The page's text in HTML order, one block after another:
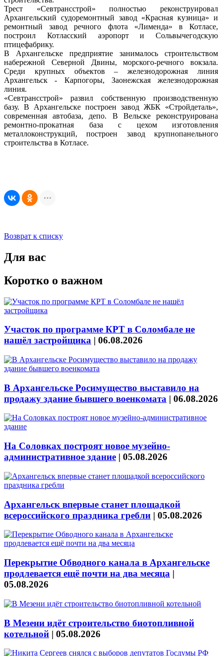
Трест «Севтрансстрой» полностью реконструировал
Архангельский судоремонтный завод «Красная кузница» и
ремонтный завод речного флота «Лименда» в Котласе,
построил Котласский аэропорт и Сольвычегодскую
птицефабрику.
В Архангельске предприятие занималось строительством
набережной Северной Двины, морского-речного вокзала.
Среди крупных объектов – железнодорожная линия
Архангельск - Карпогоры, Заонежская железнодорожная
линия.
«Севтрансстрой» развил собственную производственную
базу. В Архангельске построен завод ЖБК «Стройдеталь»,
современная автобаза, депо. В Вельске реконструирована
ремонтно-прокатная база с цехом изготовления
металлоконструкций, построен завод крупнопанельного
строительства в Котласе.
Возврат к списку
Для вас
Коротко о важном
Участок по программе КРТ в Соломбале не
нашёл застройщика | 06.08.2026
В Архангельске Росимущество выставило на
продажу здание бывшего военкомата | 06.08.2026
На Соловках построят новое музейно-
административное здание | 05.08.2026
Архангельск впервые станет площадкой
всероссийского праздника гребли | 05.08.2026
Перекрытие Обводного канала в Архангельске
продлевается ещё почти на два месяца |
05.08.2026
В Мезени идёт строительство биотопливной
котельной | 05.08.2026